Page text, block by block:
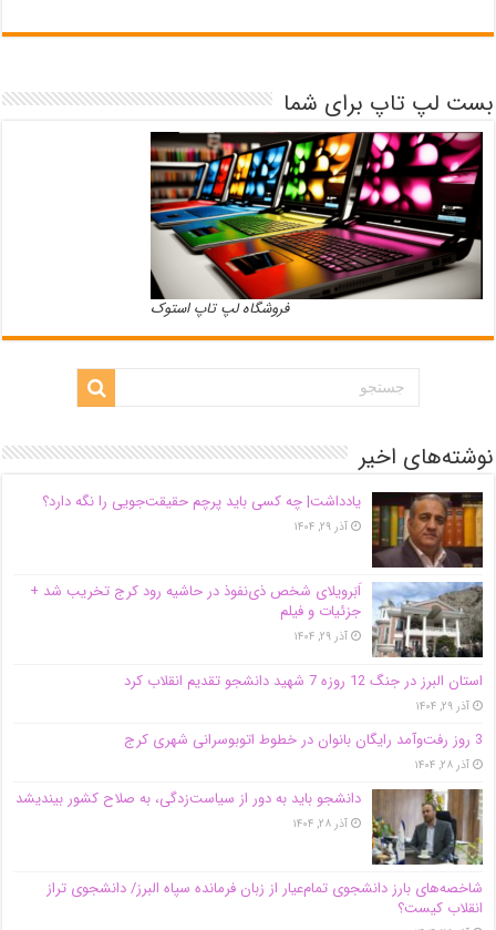
بست لپ تاپ برای شما
فروشگاه لپ تاپ استوک
نوشته‌های اخیر
یادداشت| ‌چه کسی باید پرچم حقیقت‌جویی را نگه دارد؟
آذر ۲۹, ۱۴۰۴
اَبَر‌ویلای شخص ذی‌نفوذ در حاشیه‌ رود کرج تخریب شد +
جزئیات و فیلم
آذر ۲۹, ۱۴۰۴
استان البرز در جنگ 12 روزه 7 شهید دانشجو تقدیم انقلاب کرد
آذر ۲۹, ۱۴۰۴
3 روز رفت‌وآمد رایگان بانوان در خطوط اتوبوسرانی شهری کرج
آذر ۲۸, ۱۴۰۴
دانشجو باید به دور از سیاست‌زدگی، به صلاح کشور بیندیشد
آذر ۲۸, ۱۴۰۴
شاخصه‌های بارز دانشجوی تمام‌عیار از زبان فرمانده سپاه البرز/ دانشجوی تراز
انقلاب کیست؟